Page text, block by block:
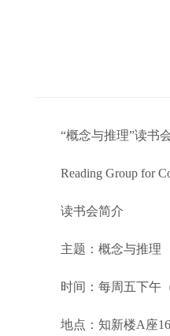
“概念与推理”读书
Reading Group for
读书会简介
主题：概念与推理
时间：每周五下午
地点：知新楼A座